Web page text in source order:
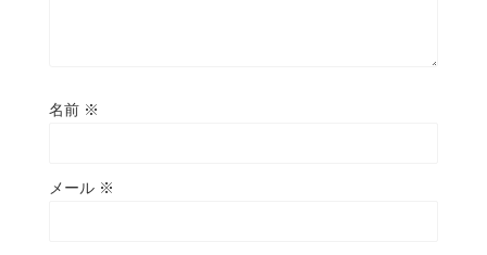
名前 ※
メール ※